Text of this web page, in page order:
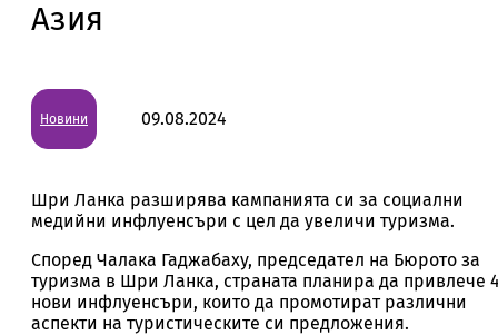
Азия
Новини 09.08.2024
Шри Ланка разширява кампанията си за социални
медийни инфлуенсъри с цел да увеличи туризма.
Според Чалака Гаджабаху, председател на Бюрото за
туризма в Шри Ланка, страната планира да привлече
нови инфлуенсъри, които да промотират различни
аспекти на туристическите си предложения.